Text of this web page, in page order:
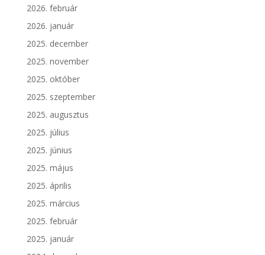
2026. február
2026. január
2025. december
2025. november
2025. október
2025. szeptember
2025. augusztus
2025. július
2025. június
2025. május
2025. április
2025. március
2025. február
2025. január